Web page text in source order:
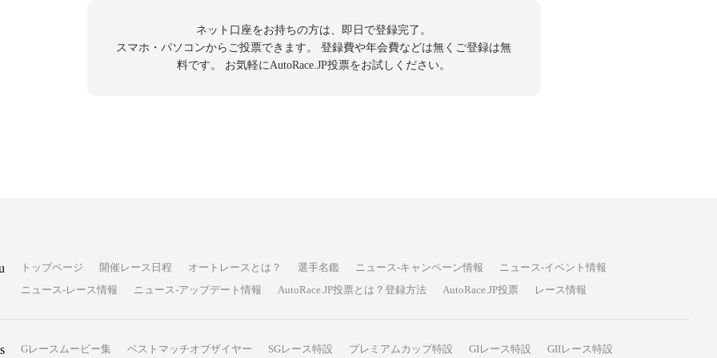
ネット口座をお持ちの方は、即日で登録完了。
スマホ・パソコンからご投票できます。
登録費や年会費などは無くご登録は無
料です。
お気軽にAutoRace.JP投票をお試しください。
トップページ 開催レース日程 オートレースとは？ 選手名鑑 ニュース-キャンペーン情報
ニュース-イベント情報
ニュース-レース情報
ニュース-アップデート情報 AutoRace.JP投票とは？登録方法 AutoRace.JP投票 レース情報
Gレースムービー集 ベストマッチオブザイヤー SGレース特設 プレミアムカップ特設 GIレース特設 GIIレース特設